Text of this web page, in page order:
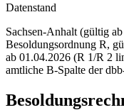
Datenstand
Sachsen-Anhalt (gültig
Besoldungsordnung R,
ab 01.04.2026 (R 1/R 2
amtliche B-Spalte der